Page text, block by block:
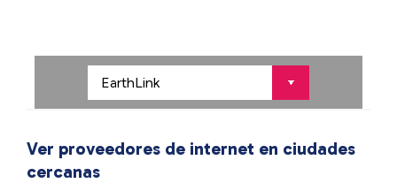
Ver proveedores de internet en ciudades
cercanas